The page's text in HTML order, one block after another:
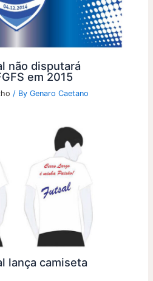
não disputará
em 2015
/ ByGenaro Caetano
lança camiseta